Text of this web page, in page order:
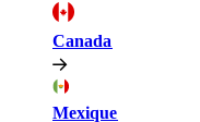
Canada​​
Mexique​​